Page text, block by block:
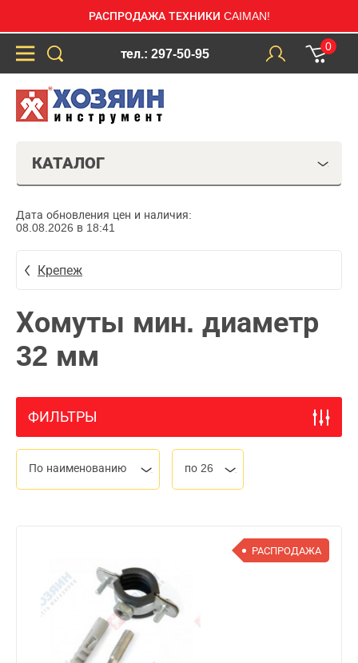
РАСПРОДАЖА ТЕХНИКИ CAIMAN!
тел.: 297-50-95
0
КАТАЛОГ
Дата обновления цен и наличия:
08.08.2026 в 18:41
Крепеж
Хомуты мин. диаметр
32 мм
ФИЛЬТРЫ
По наименованию по 26
РАСПРОДАЖА